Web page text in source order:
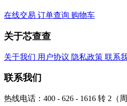
在线交易 订单查询 购物车
关于芯查查
关于我们 用户协议 隐私政策 联系
联系我们
热线电话：400 - 626 - 1616 转 2（